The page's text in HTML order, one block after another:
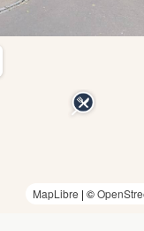
MapLibre | ©